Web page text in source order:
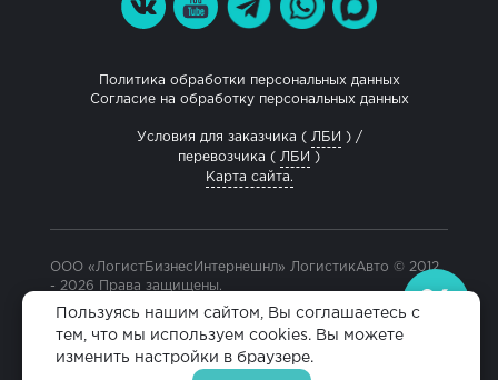
Пользуясь нашим сайтом, Вы соглашаетесь с
тем, что мы используем cookies. Вы можете
изменить настройки в браузере.
Политика обработки персональных данных
Согласие на обработку персональных данных
Условия для заказчика ( ЛБИ
) /
перевозчика ( ЛБИ
)
Карта сайта.
ООО «ЛогистБизнесИнтернешнл» ЛогистикАвто © 2012
- 2026 Права защищены.
Разработка и продвижение сайта